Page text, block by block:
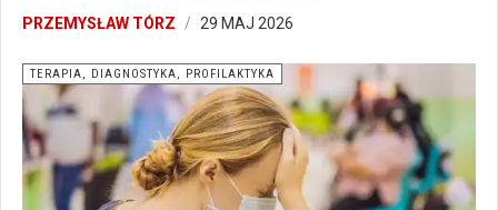
PRZEMYSŁAW TÓRZ 29 MAJ 2026
TERAPIA, DIAGNOSTYKA, PROFILAKTYKA